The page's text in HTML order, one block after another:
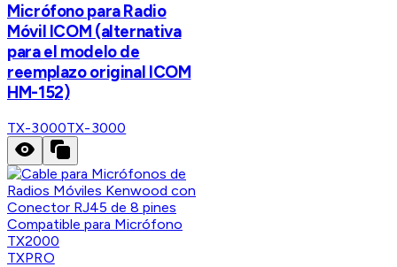
Micrófono para Radio
Móvil ICOM (alternativa
para el modelo de
reemplazo original ICOM
HM-152)
TX-3000TX-3000
TXPRO